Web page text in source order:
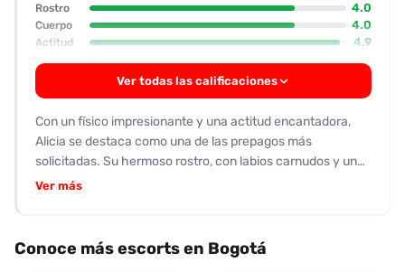
la reunión. En general, la mayor parte de la comunidad
parece recomendarla, pero la existencia de una reseña
negativa y la mención de un riesgo de ITS sugieren
precaución adicional. Si decide continuar, sería prudente
solicitar información de salud actualizada y establecer
Rostro 4.0
Cuerpo 4.0
Actitud 4.9
Ver todas las calificaciones
Con un físico impresionante y una actitud encantadora,
Alicia se destaca como una de las prepagos más
solicitadas. Su hermoso rostro, con labios carnudos y un
cuerpo tonificado pero suave, la hacen irresistible. Atraída
mayormente positivas, resaltando su talento en el arte de
los besos y su disposición para hacer del encuentro una
Ver más
Conoce más escorts en Bogotá